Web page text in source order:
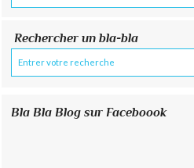
Rechercher un bla-bla
Bla Bla Blog sur Faceboook